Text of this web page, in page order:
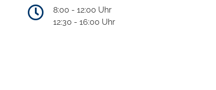
8:00 - 12:00 Uhr
12:30 - 16:00 Uhr